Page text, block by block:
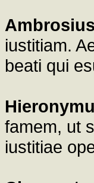
Ambrosius
iustitiam.
beati qui
famem, ut
iustitiae